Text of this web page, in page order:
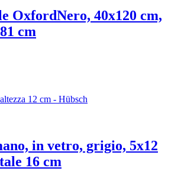
OxfordNero, 40x120 cm,
cm
in vetro, grigio, 5x12
16 cm